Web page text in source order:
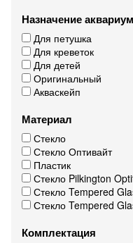
Назначение
Для петушка
Для креветок
Для детей
Оригинальный
Акваскейп
Материал
Стекло
Стекло Оптивайт
Пластик
Стекло Pilkington
Стекло Tempered
Стекло Tempered
Комплектация